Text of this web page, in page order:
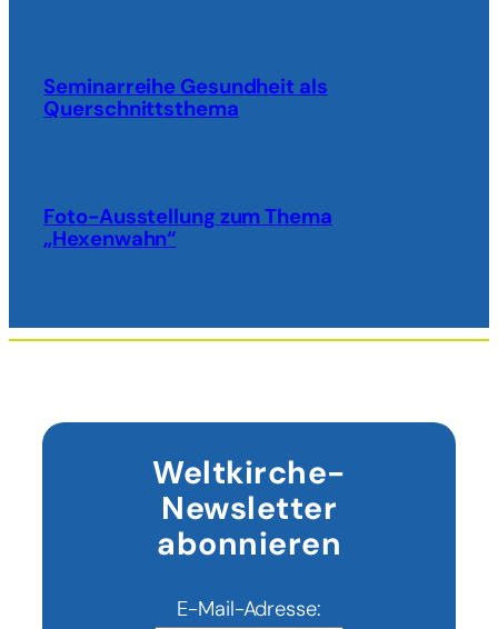
Seminarreihe Gesundheit als
Querschnittsthema
Foto-Ausstellung zum Thema
„Hexenwahn“
Weltkirche-
Newsletter
abonnieren
E-Mail-Adresse: